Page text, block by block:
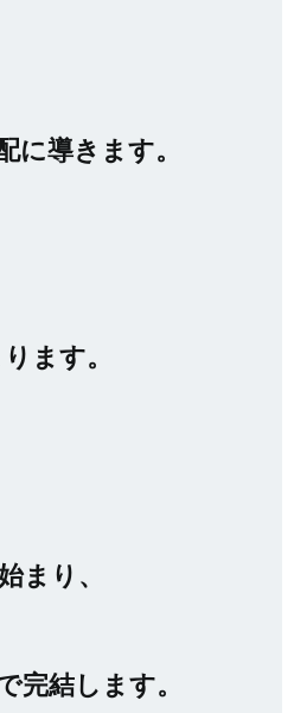
に導きます。
ます。
まり、
完結します。